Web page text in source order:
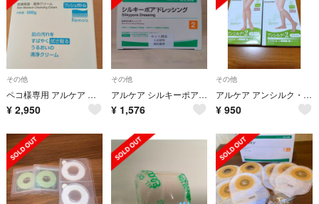
その他
ペコ様専用 アルケア リモイスクレンズ 皮膚保湿・清浄クリーム プッシュボトル
¥ 2,950
その他
アルケア シルキーポアドレッシング 創傷用粘着ドレッシング 2号(50枚入)
¥ 1,576
その他
アルケア アンシルク・2 ブライト ハイソックス のみ
¥ 950